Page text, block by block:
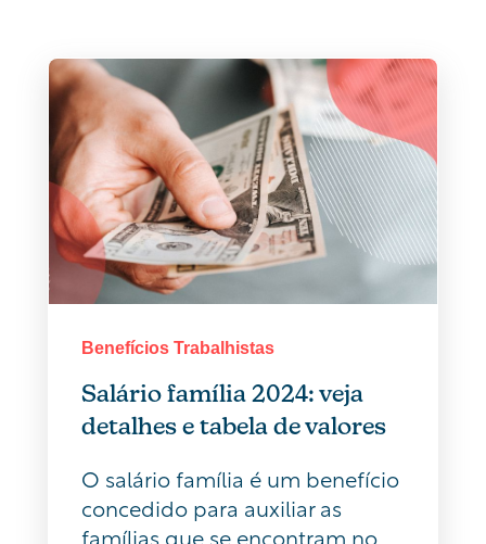
Benefícios Trabalhistas
Salário família 2024: veja
detalhes e tabela de valores
O salário família é um benefício
concedido para auxiliar as
famílias que se encontram no